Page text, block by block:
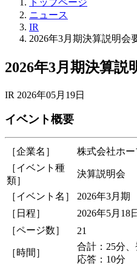
ニュース
IR
2026年3月期決算説明会
2026年3月期決算説
IR 2026年05月19日
イベント概要
［企業名］
株式会社ホー
［イベント種
類］
決算説明会
［イベント名］
2026年3月
［日程］
2026年5月18日
［ページ数］
21
［時間］
合計：25分
応答：10分